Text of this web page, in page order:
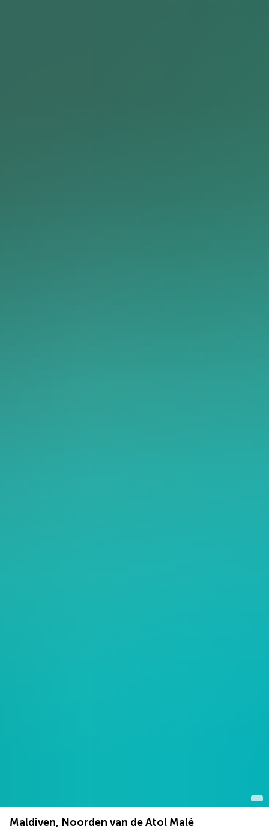
Maldiven, Noorden van de Atol Malé